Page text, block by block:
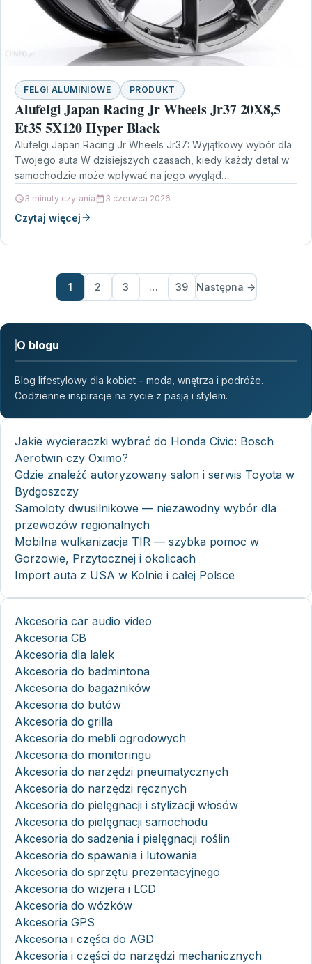
FELGI ALUMINIOWE PRODUKT
Alufelgi Japan Racing Jr Wheels Jr37 20X8,5
Et35 5X120 Hyper Black
Alufelgi Japan Racing Jr Wheels Jr37: Wyjątkowy wybór dla
Twojego auta W dzisiejszych czasach, kiedy każdy detal w
samochodzie może wpływać na jego wygląd…
3 minuty czytania 3 czerwca 2026
Czytaj więcej
1 2 3 … 39 Następna →
O blogu
Blog lifestylowy dla kobiet – moda, wnętrza i podróże.
Codzienne inspiracje na życie z pasją i stylem.
Jakie wycieraczki wybrać do Honda Civic: Bosch
Aerotwin czy Oximo?
Gdzie znaleźć autoryzowany salon i serwis Toyota w
Bydgoszczy
Samoloty dwusilnikowe — niezawodny wybór dla
przewozów regionalnych
Mobilna wulkanizacja TIR — szybka pomoc w
Gorzowie, Przytocznej i okolicach
Import auta z USA w Kolnie i całej Polsce
Akcesoria car audio video
Akcesoria CB
Akcesoria dla lalek
Akcesoria do badmintona
Akcesoria do bagażników
Akcesoria do butów
Akcesoria do grilla
Akcesoria do mebli ogrodowych
Akcesoria do monitoringu
Akcesoria do narzędzi pneumatycznych
Akcesoria do narzędzi ręcznych
Akcesoria do pielęgnacji i stylizacji włosów
Akcesoria do pielęgnacji samochodu
Akcesoria do sadzenia i pielęgnacji roślin
Akcesoria do spawania i lutowania
Akcesoria do sprzętu prezentacyjnego
Akcesoria do wizjera i LCD
Akcesoria do wózków
Akcesoria GPS
Akcesoria i części do AGD
Akcesoria i części do narzędzi mechanicznych